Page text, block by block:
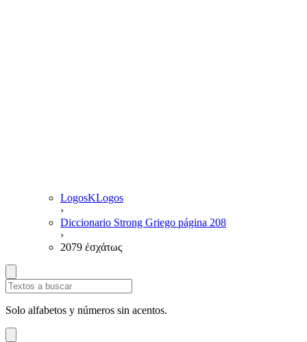
LogosKLogos
›
Diccionario Strong Griego página 208
›
2079 ἐσχάτως
Solo alfabetos y números sin acentos.